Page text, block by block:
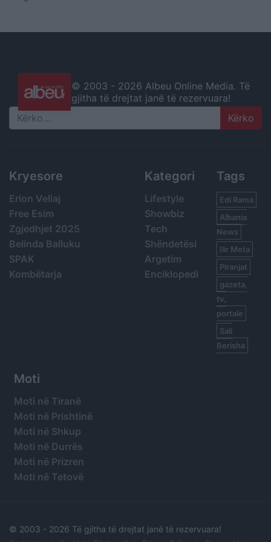
© 2003 - 2026 Albeu Online Media. Të
gjitha të drejtat janë të rezervuara!
Search
Kryesore
Erion Veliaj
Free Esim
Zgjedhjet 2025
Belinda Balluku
SPAK
Kombëtarja
Kategori
Lifestyle
Showbiz
Tech
Shëndetësi
Argetim
Enciklopedi
Tags
Edi Rama
Albania
News
Ilir Meta
Piranjat
gazeta,
tv,
portale
Sali
Berisha
Moti
Moti në Tiranë
Moti në Prishtinë
Moti në Shkup
Moti në Durrës
Moti në Prizren
Moti në Tetovë
© 2003 - 2026 Të gjitha të drejtat janë të rezervuara!